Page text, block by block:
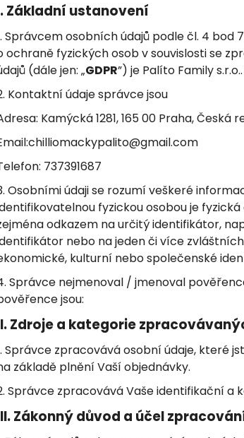
Základní ustanovení
Správcem osobních údajů podle čl. 4 bod
ochraně fyzických osob v souvislosti se
(dále jen: „GDPR”) je Palíto Family
Kontaktní údaje správce jsou
Kamýcká 1281, 165 00 Praha, Česká
737391687
Osobními údaji se rozumí veškeré
fyzickou osobou je
odkazem na určitý identifikátor,
nebo na jeden či více
kulturní nebo společenské
Správce nejmenoval / jmenoval
jsou:
Zdroje a kategorie
Správce zpracovává osobní údaje, které
základě plnění Vaší objednávky.
Správce zpracovává Vaše identifikační a
Zákonný důvod a účel
CHILLI OMÁČKA - NAGA
JOLOKIA